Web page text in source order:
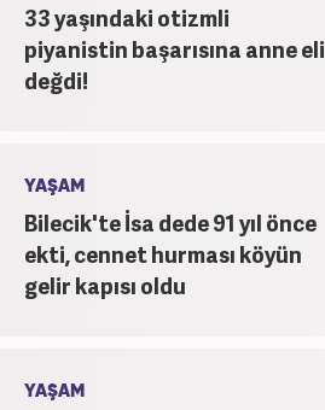
33 yaşındaki otizmli
piyanistin başarısına anne eli
değdi!
YAŞAM
Bilecik'te İsa dede 91 yıl önce
ekti, cennet hurması köyün
gelir kapısı oldu
YAŞAM